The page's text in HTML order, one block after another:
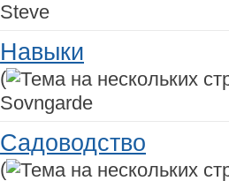
Steve
Навыки
(
Sovngarde
Садоводство
(